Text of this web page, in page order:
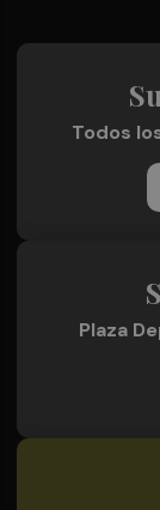
Todos
Plaza